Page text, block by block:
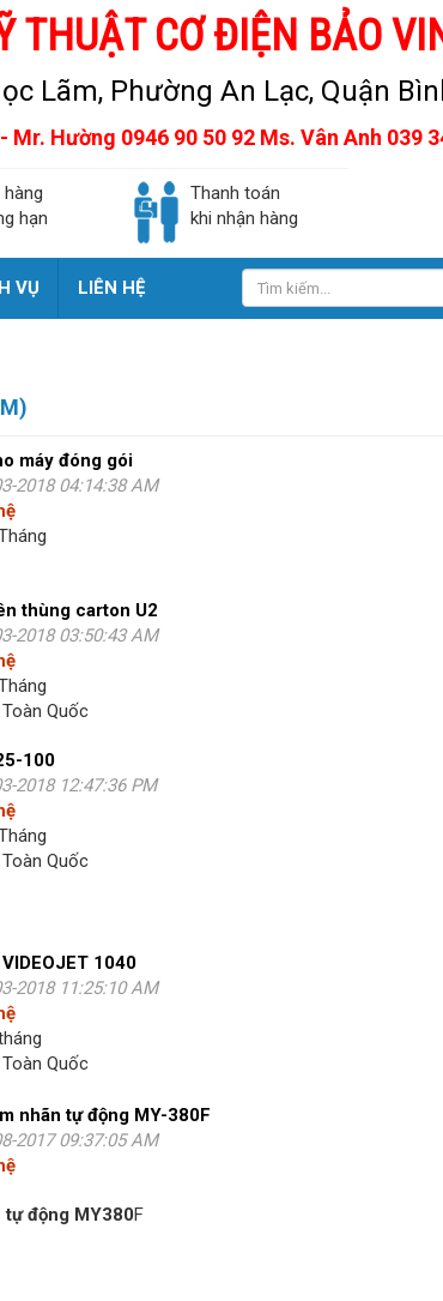
THUẬT CƠ ĐIỆN BẢO
Lãm, Phường An Lạc, Quận
Mr. Hường 0946 90 50 92 Ms. Vân Anh 039
hàng
hạn
Thanh toán
khi nhận hàng
VỤ LIÊN HỆ
máy đóng gói
2018 04:14:38 AM
thùng carton U2
2018 03:50:43 AM
Toàn Quốc
100
2018 12:47:36 PM
Toàn Quốc
1040
2018 11:25:10 AM
Toàn Quốc
nhãn tự động MY-380F
2017 09:37:05 AM
động MY380F